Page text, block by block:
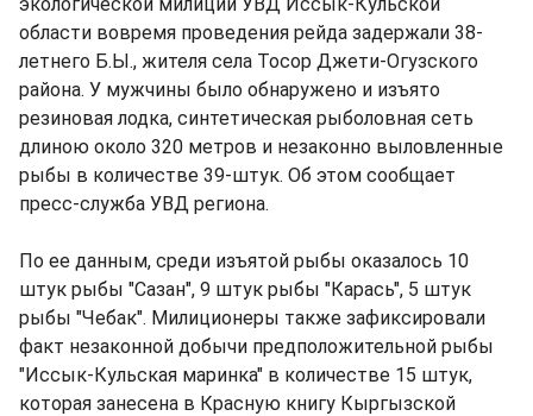
области вовремя проведения рейда задержали 38-
летнего Б.Ы., жителя села Тосор Джети-Огузского
района. У мужчины было обнаружено и изъято
резиновая лодка, синтетическая рыболовная сеть
длиною около 320 метров и незаконно выловленные
рыбы в количестве 39-штук. Об этом сообщает
пресс-служба УВД региона.
По ее данным, среди изъятой рыбы оказалось 10
штук рыбы "Сазан", 9 штук рыбы "Карась", 5 штук
рыбы "Чебак". Милиционеры также зафиксировали
факт незаконной добычи предположительной рыбы
"Иссык-Кульская маринка" в количестве 15 штук,
которая занесена в Красную книгу Кыргызской